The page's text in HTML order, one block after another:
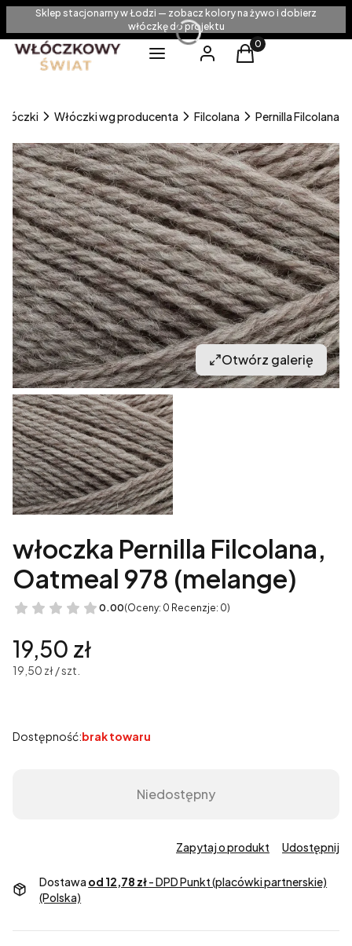
Sklep stacjonarny w Łodzi — zobacz kolory na żywo i dobierz
włóczkę do projektu
Menu
Zaloguj sięProdukty w
Koszyk
Włóczki wg producenta Filcolana Pernilla Filcolana
Otwórz galerię
włoczka Pernilla Filcolana,
Oatmeal 978 (melange)
0.00(Oceny: 0 Recenzje: 0)
Cena
19,50 zł
19,50 zł / szt.
Dostępność:brak towaru
Niedostępny
Zapytaj o produkt Udostępnij
Dostawa od 12,78 zł- DPD Punkt (placówki partnerskie)
(Polska)